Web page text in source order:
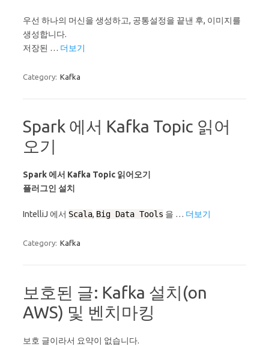
우선 하나의 머신을 생성하고, 공통설정을 끝낸 후, 이미지를
생성합니다.
저장된 … 더보기
Category: Kafka
Spark 에서 Kafka Topic 읽어
오기
Spark 에서 Kafka Topic 읽어오기
플러그인 설치
IntelliJ 에서 Scala, Big Data Tools 을 … 더보기
Category: Kafka
보호된 글: Kafka 설치(on
AWS) 및 벤치마킹
보호 글이라서 요약이 없습니다.